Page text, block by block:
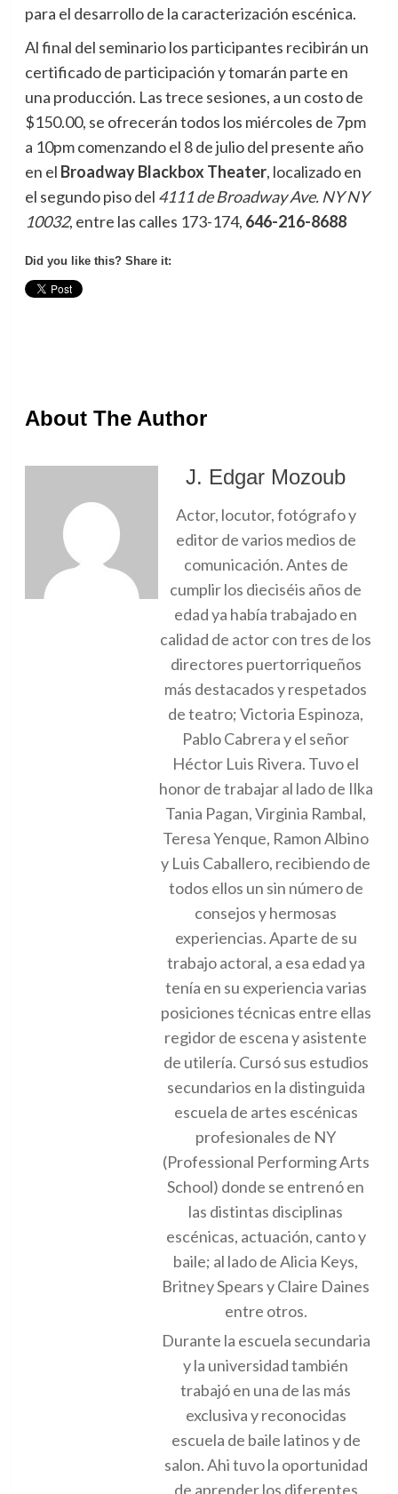
para el desarrollo de la caracterización escénica.
Al final del seminario los participantes recibirán un
certificado de participación y tomarán parte en
una producción. Las trece sesiones, a un costo de
$150.00, se ofrecerán todos los miércoles de 7pm
a 10pm comenzando el 8 de julio del presente año
en el Broadway Blackbox Theater, localizado en
el segundo piso del 4111 de Broadway Ave. NY NY
10032, entre las calles 173-174, 646-216-8688
Did you like this? Share it:
About The Author
J. Edgar Mozoub
Actor, locutor, fotógrafo y
editor de varios medios de
comunicación. Antes de
cumplir los dieciséis años de
edad ya había trabajado en
calidad de actor con tres de los
directores puertorriqueños
más destacados y respetados
de teatro; Victoria Espinoza,
Pablo Cabrera y el señor
Héctor Luis Rivera. Tuvo el
honor de trabajar al lado de Ilka
Tania Pagan, Virginia Rambal,
Teresa Yenque, Ramon Albino
y Luis Caballero, recibiendo de
todos ellos un sin número de
consejos y hermosas
experiencias. Aparte de su
trabajo actoral, a esa edad ya
tenía en su experiencia varias
posiciones técnicas entre ellas
regidor de escena y asistente
de utilería. Cursó sus estudios
secundarios en la distinguida
escuela de artes escénicas
profesionales de NY
(Professional Performing Arts
School) donde se entrenó en
las distintas disciplinas
escénicas, actuación, canto y
baile; al lado de Alicia Keys,
Britney Spears y Claire Daines
entre otros.
Durante la escuela secundaria
y la universidad también
trabajó en una de las más
exclusiva y reconocidas
escuela de baile latinos y de
salon. Ahi tuvo la oportunidad
de aprender los diferentes